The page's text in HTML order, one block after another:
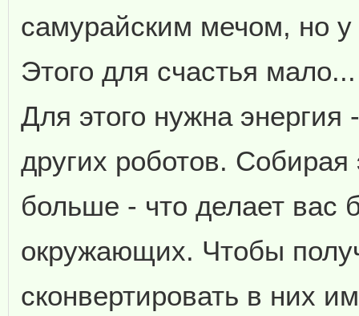
самурайским мечом, но у
Этого для счастья
Для этого нужна
других роботов.
больше - что делает вас
окружающих. Чтобы
сконвертировать в них